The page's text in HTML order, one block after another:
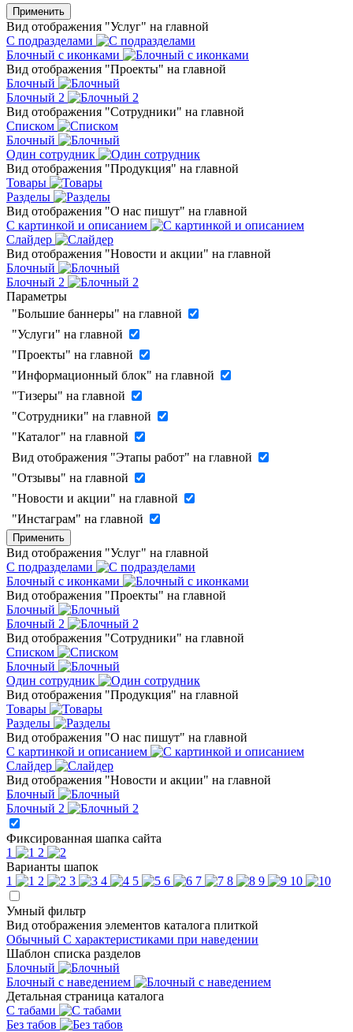
Применить
Вид отображения "Услуг" на главной
С подразделами
Блочный с иконками
Вид отображения "Проекты" на главной
Блочный
Блочный 2
Вид отображения "Сотрудники" на главной
Списком
Блочный
Один сотрудник
Вид отображения "Продукция" на главной
Товары
Разделы
Вид отображения "О нас пишут" на главной
С картинкой и описанием
Слайдер
Вид отображения "Новости и акции" на главной
Блочный
Блочный 2
Параметры
"Большие баннеры" на главной
"Услуги" на главной
"Проекты" на главной
"Информационный блок" на главной
"Тизеры" на главной
"Сотрудники" на главной
"Каталог" на главной
Вид отображения "Этапы работ" на главной
"Отзывы" на главной
"Новости и акции" на главной
"Инстаграм" на главной
Применить
Вид отображения "Услуг" на главной
С подразделами
Блочный с иконками
Вид отображения "Проекты" на главной
Блочный
Блочный 2
Вид отображения "Сотрудники" на главной
Списком
Блочный
Один сотрудник
Вид отображения "Продукция" на главной
Товары
Разделы
Вид отображения "О нас пишут" на главной
С картинкой и описанием
Слайдер
Вид отображения "Новости и акции" на главной
Блочный
Блочный 2
Фиксированная шапка сайта
1
2
Варианты шапок
1
2 3 4 5 6 7 8 9 10
Умный фильтр
Вид отображения элементов каталога плиткой
Обычный С характеристиками при наведении
Шаблон списка разделов
Блочный
Блочный с наведением
Детальная страница каталога
С табами
Без табов